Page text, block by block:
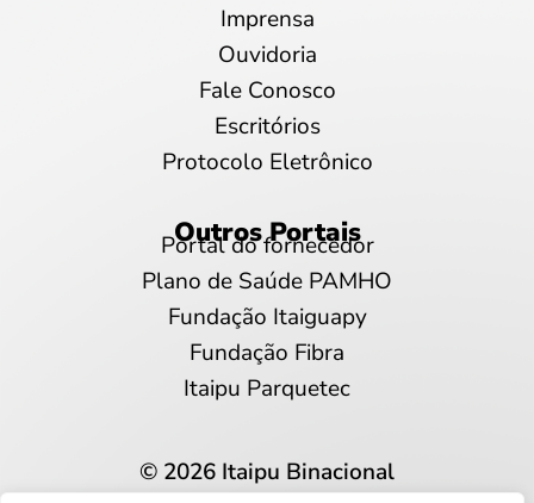
Imprensa
Ouvidoria
Fale Conosco
Escritórios
Protocolo Eletrônico
Outros Portais
Portal do fornecedor
Plano de Saúde PAMHO
Fundação Itaiguapy
Fundação Fibra
Itaipu Parquetec
© 2026 Itaipu Binacional